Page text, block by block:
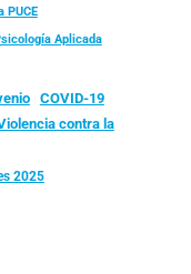
PUCE
Aplicada
COVID-19
contra la
2025